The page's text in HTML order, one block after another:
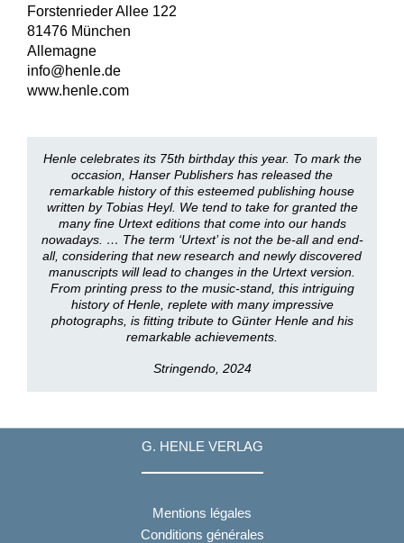
Forstenrieder Allee 122
81476 München
Allemagne
info@henle.de
www.henle.com
Henle celebrates its 75th birthday this year. To mark the
occasion, Hanser Publishers has released the
remarkable history of this esteemed publishing house
written by Tobias Heyl. We tend to take for granted the
many fine Urtext editions that come into our hands
nowadays. … The term ‘Urtext’ is not the be-all and end-
all, considering that new research and newly discovered
manuscripts will lead to changes in the Urtext version.
From printing press to the music-stand, this intriguing
history of Henle, replete with many impressive
photographs, is fitting tribute to Günter Henle and his
remarkable achievements.
Stringendo, 2024
G. HENLE VERLAG
Mentions légales
Conditions générales